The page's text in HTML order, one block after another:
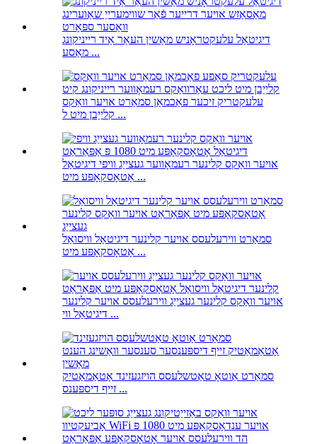
דיגיטאַל עלעקטראָניש מאַשין העאַר אַיד רייניקונג
מאַסע ...
עלעקטריק זיכער פאַכמאַן סמאַרט אויער וואַקס
קלייַבן מיט ל ...
אויער וואַקס קלינער רעמאָווער געצייַג וויפי דיגיטאַל
אָטאָסקאָפּע מיט ...
סמאַרט ווירעלעסס אויער קלינער דיגיטאַל וויסואַל
אָטאָסקאָפּע מיט ...
אויער וואַקס קלינער געצייַג ווירעלעסס אויער קלינער
דיגיטאַל ווי ...
סמאַרט אַוטאָ טאַטשלעסס הויזגעזינד אָטאַמאַטיק
זייף דיספּענס ...